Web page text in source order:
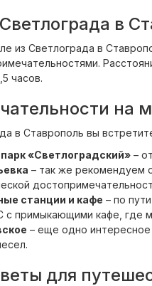
в
из Светлограда в
часов.
на
в Ставрополь вы
«Светлоградский» –
– так же рекомендуем
станции и кафе – по
с примыкающими кафе, где
– еще одно интересное
для